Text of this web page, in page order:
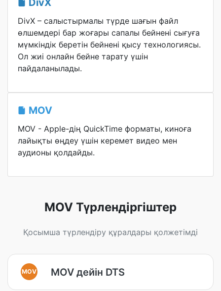
DivX
DivX – салыстырмалы түрде шағын файл
өлшемдері бар жоғары сапалы бейнені сығуға
мүмкіндік беретін бейнені қысу технологиясы.
Ол жиі онлайн бейне тарату үшін
пайдаланылады.
MOV
MOV - Apple-дің QuickTime форматы, киноға
лайықты өңдеу үшін керемет видео мен
аудионы қолдайды.
MOV Түрлендіргіштер
Қосымша түрлендіру құралдары қолжетімді
MOV MOV дейін DTS